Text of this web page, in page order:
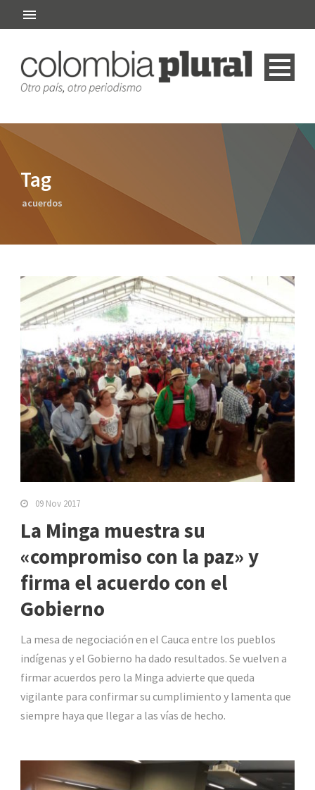
Tag
acuerdos
09 Nov 2017
La Minga muestra su
«compromiso con la paz» y
firma el acuerdo con el
Gobierno
La mesa de negociación en el Cauca entre los pueblos
indígenas y el Gobierno ha dado resultados. Se vuelven a
firmar acuerdos pero la Minga advierte que queda
vigilante para confirmar su cumplimiento y lamenta que
siempre haya que llegar a las vías de hecho.